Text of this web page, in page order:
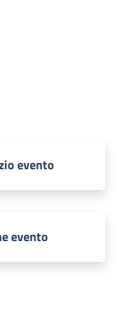
evento
evento